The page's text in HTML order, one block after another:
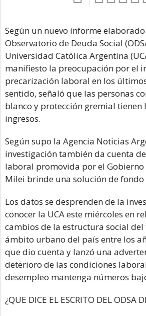
Según un nuevo informe
Observatorio de Deuda Social
Universidad Católica Argentina
manifiesto la preocupación por el
precarización laboral en los
sentido, señaló que las personas
blanco y protección gremial tienen
ingresos.
Según supo la Agencia Noticias
investigación también da cuenta
laboral promovida por el Gobierno
Milei brinde una solución de fondo
Los datos se desprenden de la
conocer la UCA este miércoles en
cambios de la estructura social
ámbito urbano del país entre los
que dio cuenta y lanzó una
deterioro de las condiciones
desempleo mantenga números
¿QUE DICE EL ESCRITO DEL ODSA